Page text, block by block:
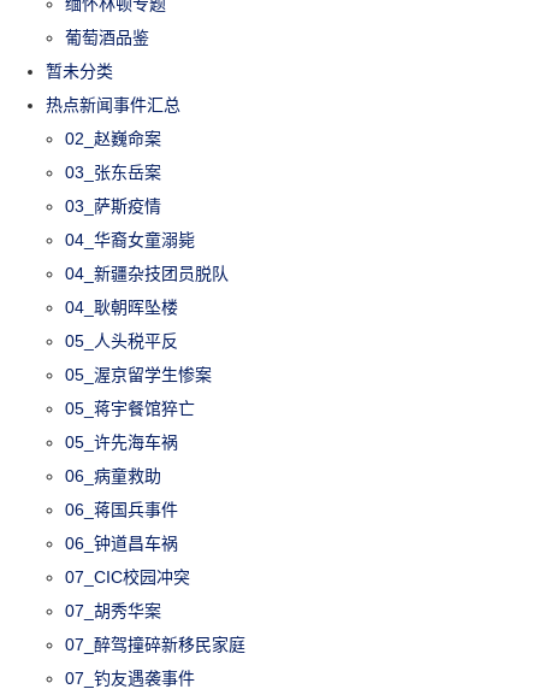
葡萄酒品鉴
暂未分类
热点新闻事件汇总
02_赵巍命案
03_张东岳案
03_萨斯疫情
04_华裔女童溺毙
04_新疆杂技团员脱队
04_耿朝晖坠楼
05_人头税平反
05_渥京留学生惨案
05_蒋宇餐馆猝亡
05_许先海车祸
06_病童救助
06_蒋国兵事件
06_钟道昌车祸
07_CIC校园冲突
07_胡秀华案
07_醉驾撞碎新移民家庭
07_钓友遇袭事件